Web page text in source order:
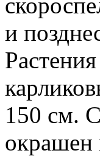
и
150 см.
окрашен